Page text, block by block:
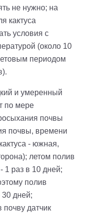
не нужно; на
кактуса
условия с
(около 10
периодом
и умеренный
по мере
почвы
почвы, времени
- южная,
летом полив
1 раз в 10 дней;
полив
дней;
почву датчик